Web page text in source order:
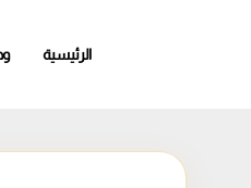
الرئيسية